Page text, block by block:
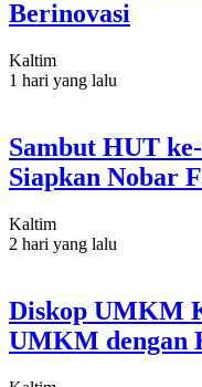
Berinovasi
Kaltim
1 hari yang lalu
Sambut HUT
Siapkan Nobar
Kaltim
2 hari yang lalu
Diskop UMKM
UMKM dengan